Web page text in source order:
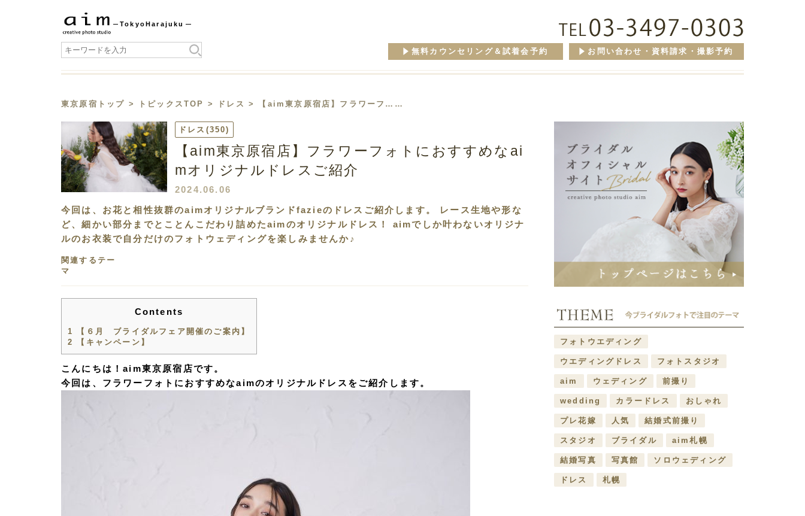
TokyoHarajuku
お問い合わせ・資料請求・撮影予約
無料カウンセリング＆試着会予約
東京原宿トップ > トピックスTOP > ドレス > 【aim東京原宿店】フラワーフ……
ドレス (350)
【aim東京原宿店】フラワーフォトにおすすめなai
mオリジナルドレスご紹介
2024.06.06
今回は、お花と相性抜群のaimオリジナルブランドfazieのドレスご紹介します。 レース生地や形な
ど、細かい部分までとことんこだわり詰めたaimのオリジナルドレス！ aimでしか叶わないオリジナ
ルのお衣装で自分だけのフォトウェディングを楽しみませんか♪
関連するテー
マ
Contents
1
【６月 ブライダルフェア開催のご案内】
2
【キャンペーン】
こんにちは！aim東京原宿店です。
今回は、フラワーフォトにおすすめなaimのオリジナルドレスをご紹介します。
フォトウエディング
ウエディングドレス フォトスタジオ
aim ウェディング 前撮り
wedding カラードレス おしゃれ
プレ花嫁 人気 結婚式前撮り
スタジオ ブライダル aim札幌
結婚写真 写真館 ソロウェディング
ドレス 札幌